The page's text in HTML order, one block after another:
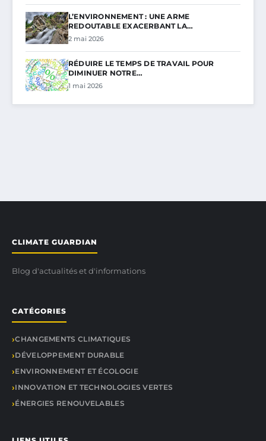
L’ENVIRONNEMENT : UNE ARME
REDOUTABLE EXACERBANT LA…
2 mai 2026
RÉDUIRE LE TEMPS DE TRAVAIL POUR
DIMINUER NOTRE…
1 mai 2026
CLIMATE GUARDIAN
Blog d'actualités et d'informations
CATÉGORIES
CHANGEMENTS CLIMATIQUES
DÉVELOPPEMENT DURABLE
ENVIRONNEMENT ET ÉCOLOGIE
INNOVATION ET TECHNOLOGIES VERTES
ÉNERGIES RENOUVELABLES